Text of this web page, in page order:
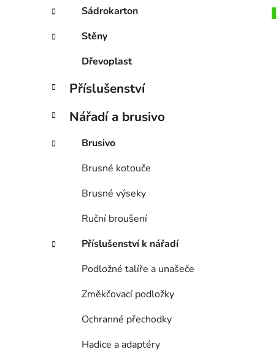
Sádrokarton
Stěny
Dřevoplast
Příslušenství
Nářadí a brusivo
Brusivo
Brusné kotouče
Brusné výseky
Ruční broušení
Příslušenství k nářadí
Podložné talíře a unašeče
Změkčovací podložky
Ochranné přechodky
Hadice a adaptéry